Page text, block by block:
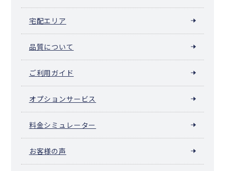
宅配エリア
品質について
ご利用ガイド
オプションサービス
料金シミュレーター
お客様の声